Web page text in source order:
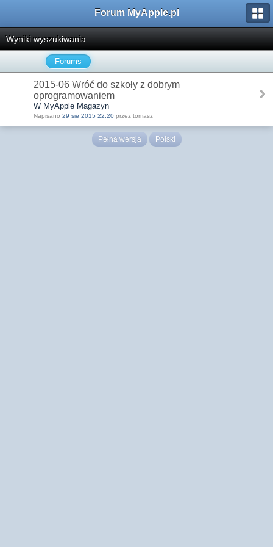
Forum MyApple.pl
Wyniki wyszukiwania
Forums
2015-06 Wróć do szkoły z dobrym
oprogramowaniem
W MyApple Magazyn
Napisano 29 sie 2015 22:20 przez tomasz
Pełna wersja Polski